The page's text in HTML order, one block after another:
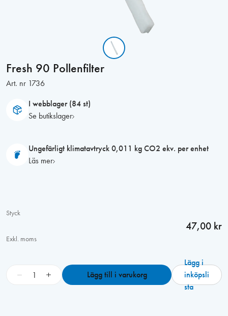
Fresh 90 Pollenfilter
Art. nr 1736
I webblager (84 st)
Se butikslager
Ungefärligt klimatavtryck 0,011 kg CO2 ekv. per enhet
Läs mer
Styck
47,00 kr
Exkl. moms
+ Lägg till i varukorg
Lägg i
inköpsli
sta